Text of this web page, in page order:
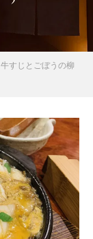
牛すじとごぼうの柳